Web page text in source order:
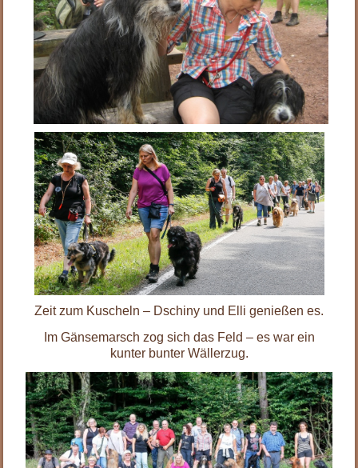
Zeit zum Kuscheln – Dschiny und Elli genießen es.
Im Gänsemarsch zog sich das Feld – es war ein
kunter bunter Wällerzug.